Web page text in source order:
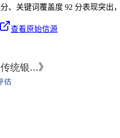
、关键词覆盖度 92 分表现突出
查看原始信源